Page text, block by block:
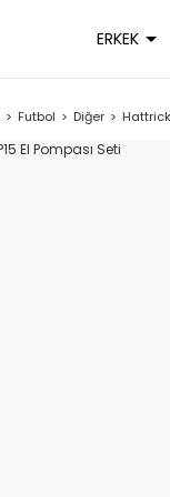
ERKEK
Futbol Diğer Hattrick